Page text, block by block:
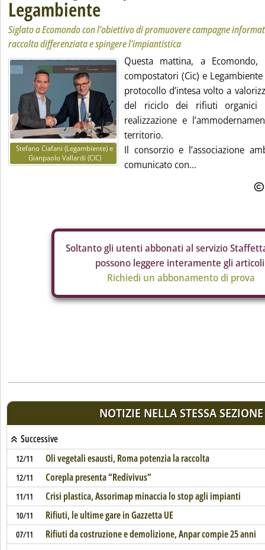
Legambiente
Siglato a Ecomondo con l’obiettivo di promuovere campagne
raccolta differenziata e spingere l'impiantistica
Stefano Ciafani (Legambiente) e
Gianpaolo Vallardi (CIC)
Questa mattina, a
compostatori (Cic) e
protocollo d’intesa volto a
del riciclo dei rifiuti organici
realizzazione e
territorio.
Il consorzio e l’associazione
comunicato con...
Soltanto gli utenti abbonati al servizio
possono leggere interamente gli
Richiedi un abbonamento di prova
NOTIZIE NELLA STESSA SEZIONE
Successive
12/11 Oli vegetali esausti, Roma potenzia la raccolta
12/11 Corepla presenta “Redivivus”
11/11 Crisi plastica, Assorimap minaccia lo stop agli impianti
10/11 Rifiuti, le ultime gare in Gazzetta UE
07/11 Rifiuti da costruzione e demolizione, Anpar compie 25 anni